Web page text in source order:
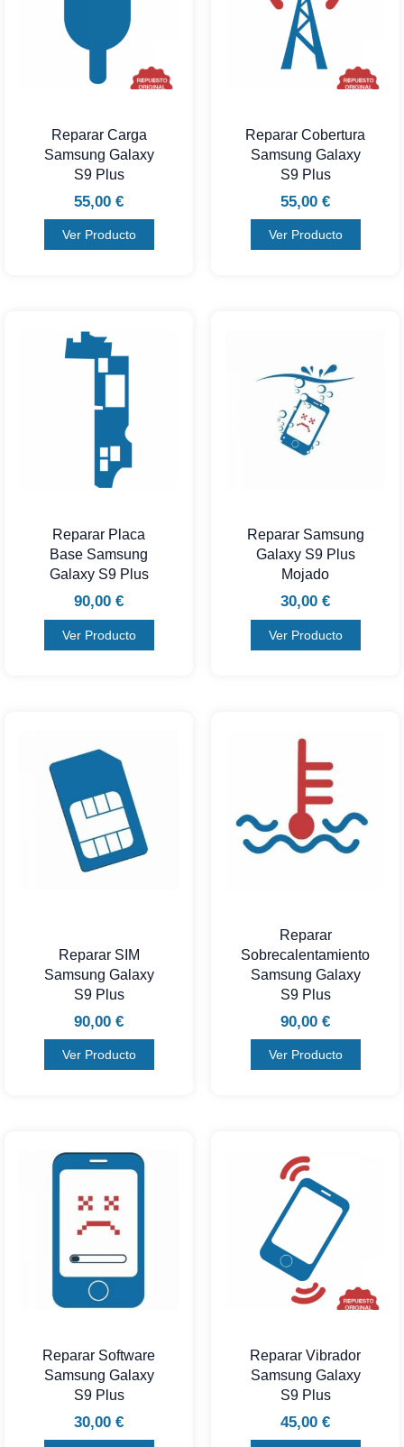
Reparar Carga
Samsung Galaxy
S9 Plus
55,00 €
Ver Producto
Reparar Cobertura
Samsung Galaxy
S9 Plus
55,00 €
Ver Producto
Reparar Placa
Base Samsung
Galaxy S9 Plus
90,00 €
Ver Producto
Reparar Samsung
Galaxy S9 Plus
Mojado
30,00 €
Ver Producto
Reparar SIM
Samsung Galaxy
S9 Plus
90,00 €
Ver Producto
Reparar
Sobrecalentamiento
Samsung Galaxy
S9 Plus
90,00 €
Ver Producto
Reparar Software
Samsung Galaxy
S9 Plus
30,00 €
Reparar Vibrador
Samsung Galaxy
S9 Plus
45,00 €